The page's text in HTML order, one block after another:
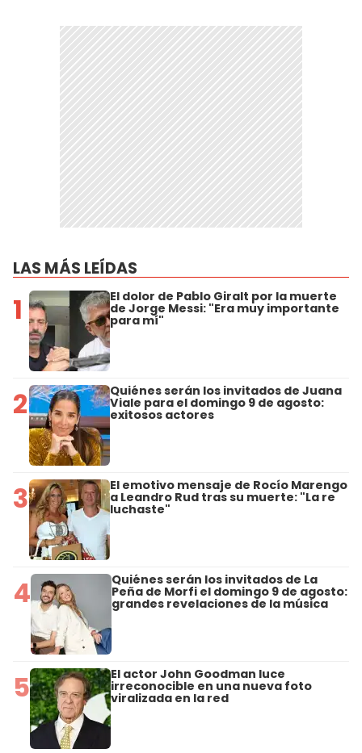
LAS MÁS LEÍDAS
1 El dolor de Pablo Giralt por la muerte
de Jorge Messi: "Era muy importante
para mí"
2 Quiénes serán los invitados de Juana
Viale para el domingo 9 de agosto:
exitosos actores
3 El emotivo mensaje de Rocío Marengo
a Leandro Rud tras su muerte: "La re
luchaste"
4 Quiénes serán los invitados de La
Peña de Morfi el domingo 9 de agosto:
grandes revelaciones de la música
5 El actor John Goodman luce
irreconocible en una nueva foto
viralizada en la red